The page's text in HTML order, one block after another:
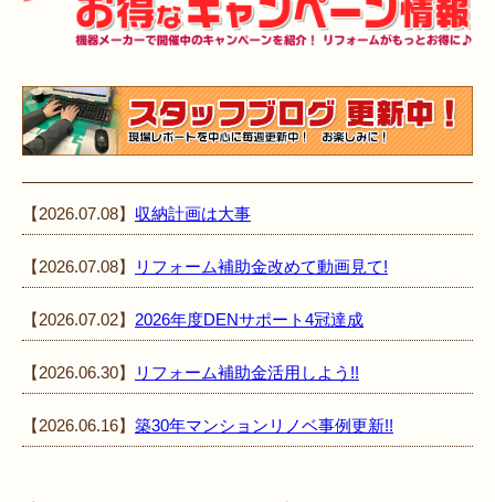
【2026.07.08】 収納計画は大事
【2026.07.08】 リフォーム補助金改めて動画見て!
【2026.07.02】 2026年度DENサポート4冠達成
【2026.06.30】 リフォーム補助金活用しよう!!
【2026.06.16】 築30年マンションリノベ事例更新!!